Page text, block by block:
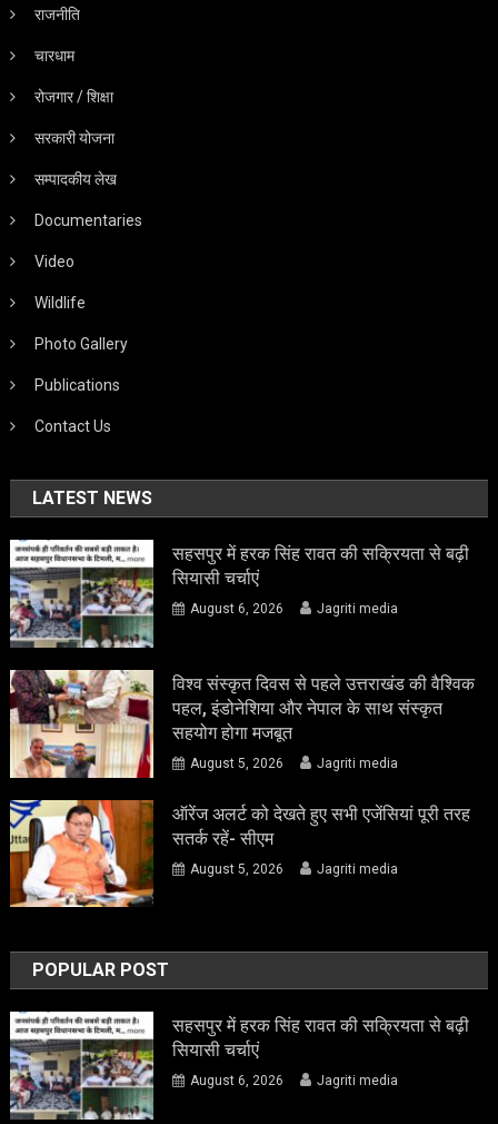
राजनीति
चारधाम
रोजगार / शिक्षा
सरकारी योजना
सम्पादकीय लेख
Documentaries
Video
Wildlife
Photo Gallery
Publications
Contact Us
LATEST NEWS
सहसपुर में हरक सिंह रावत की सक्रियता से बढ़ी
सियासी चर्चाएं
August 6, 2026 Jagriti media
विश्व संस्कृत दिवस से पहले उत्तराखंड की वैश्विक
पहल, इंडोनेशिया और नेपाल के साथ संस्कृत
सहयोग होगा मजबूत
August 5, 2026 Jagriti media
ऑरेंज अलर्ट को देखते हुए सभी एजेंसियां पूरी तरह
सतर्क रहें- सीएम
August 5, 2026 Jagriti media
POPULAR POST
सहसपुर में हरक सिंह रावत की सक्रियता से बढ़ी
सियासी चर्चाएं
August 6, 2026 Jagriti media